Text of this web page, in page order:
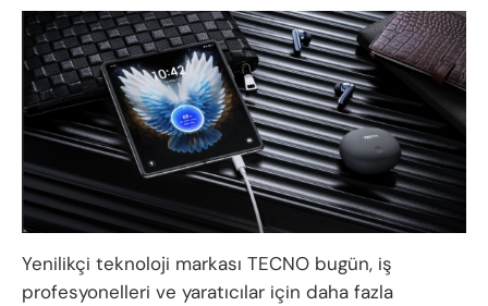
Yenilikçi teknoloji markası TECNO bugün, iş
profesyonelleri ve yaratıcılar için daha fazla